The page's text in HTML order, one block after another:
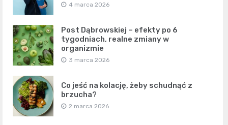
4 marca 2026
Post Dąbrowskiej – efekty po 6
tygodniach, realne zmiany w
organizmie
3 marca 2026
Co jeść na kolację, żeby schudnąć z
brzucha?
2 marca 2026